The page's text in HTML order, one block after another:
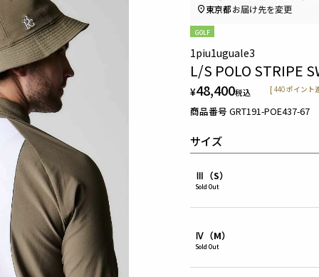
GOLF
1piu1uguale3
L/S POLO STRIPE
¥48,400税込 [440ポイント
商品番号 GRT191-POE437-67
サイズ
Ⅲ（S）
Sold Out
Ⅳ（M）
Sold Out
東京都お届け先を変更